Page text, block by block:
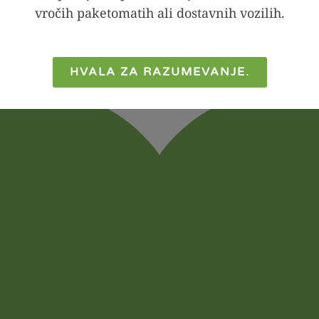
naročila, vključno z možnostmi za prenos,
vročih paketomatih ali dostavnih vozilih.
HVALA ZA RAZUMEVANJE.